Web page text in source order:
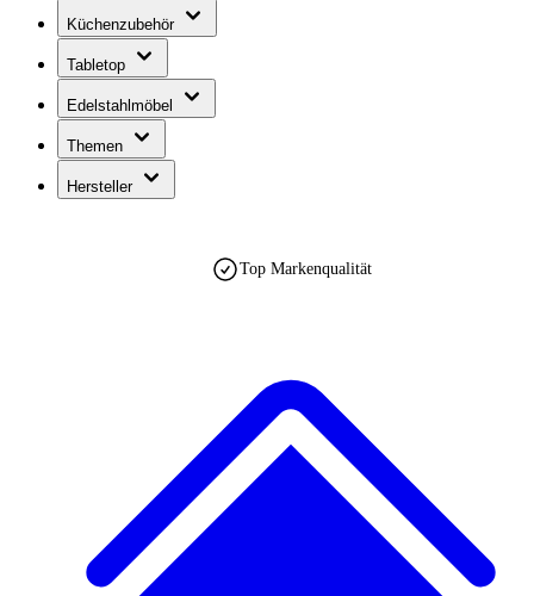
Küchenzubehör
Tabletop
Edelstahlmöbel
Themen
Hersteller
Top Markenqualität